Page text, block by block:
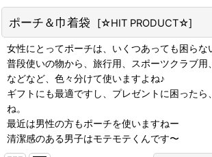
ポーチ＆巾着袋 [☆HIT PRODUCT☆]
女性にとってポーチは、いくつあっても困らな
普段使いの物から、旅行用、スポーツクラブ用
などなど、色々分けて使いますよね♪
ギフトにも最適ですし、プレゼントに困ったら
ね。
最近は男性の方もポーチを使いますねー
清潔感のある男子はモテモテくんです〜